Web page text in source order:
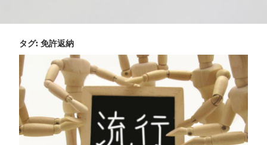
タグ: 免許返納